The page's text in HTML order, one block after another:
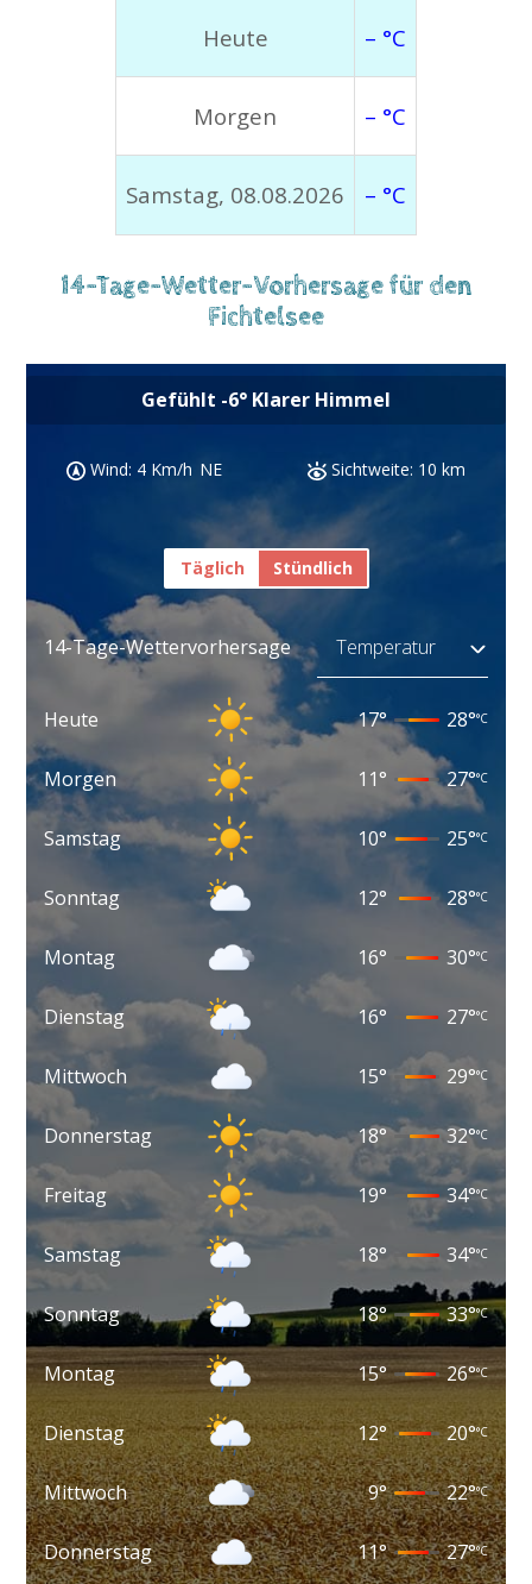
Heute – °C
Morgen – °C
Samstag, 08.08.2026 – °C
14-Tage-Wetter-Vorhersage für den
Fichtelsee
Gefühlt -6° Klarer Himmel
NE Sichtweite: 10 km
Täglich Stündlich
14-Tage-Wettervorhersage
Heute 17° 28°°C
Morgen 11° 27°°C
Samstag 10° 25°°C
Sonntag 12° 28°°C
Montag 16° 30°°C
Dienstag 16° 27°°C
Mittwoch 15° 29°°C
Donnerstag 18° 32°°C
Freitag 19° 34°°C
Samstag 18° 34°°C
Sonntag 18° 33°°C
Montag 15° 26°°C
Dienstag 12° 20°°C
Mittwoch 9° 22°°C
Donnerstag 11° 27°°C